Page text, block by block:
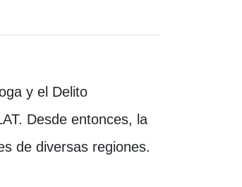
y el Delito
Desde entonces, la
de diversas regiones.